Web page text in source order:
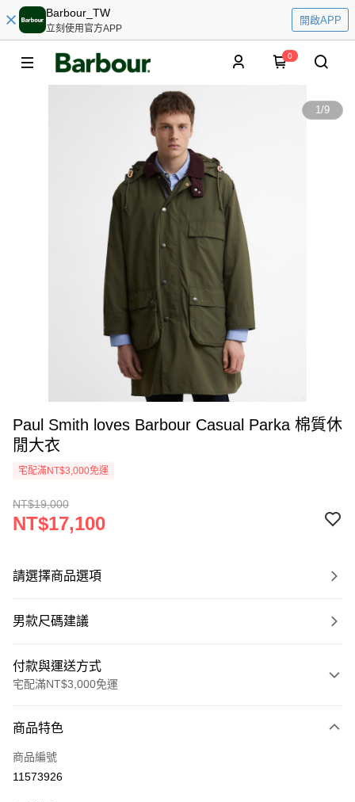
Barbour_TW
立刻使用官方APP
開啟APP
0
1/9
Paul Smith loves Barbour Casual Parka 棉質休
閒大衣
宅配滿NT$3,000免運
NT$19,000
NT$17,100
請選擇商品選項
男款尺碼建議
付款與運送方式
宅配滿NT$3,000免運
信用卡一次付款
信用卡分期付款
商品特色
商品編號
11573926